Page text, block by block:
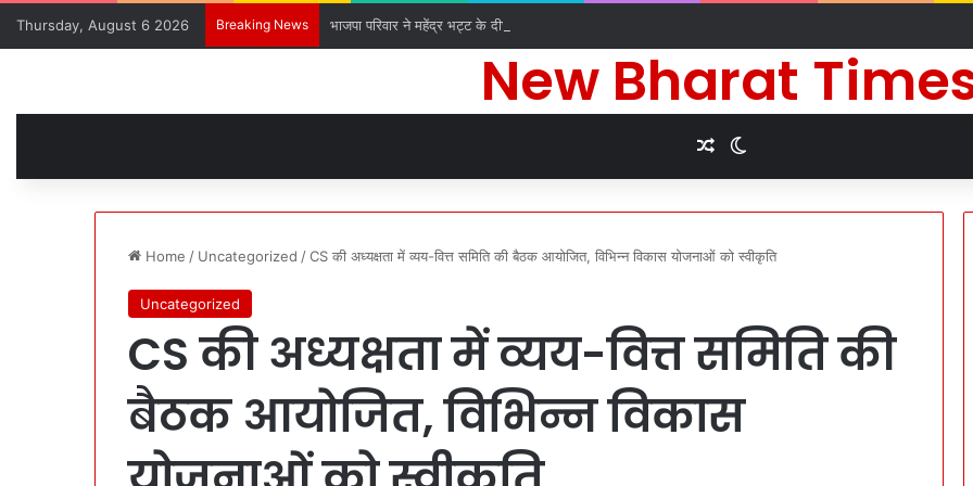
Thursday, August 6 2026 Breaking News भाजपा परिवार ने महेंद्र भट्ट के दीर्घायु जीवन की कामना के लिए किए धार्मिक अनुष्ठान
New Bharat
Random Article
Home / Uncategorized /CS की अध्यक्षता में व्यय-वित्त समिति की बैठक आयोजित, विभिन्न विकास योजनाओं को स्वीकृति
Uncategorized
CS की अध्यक्षता में व्यय-वित्त समिति की
बैठक आयोजित, विभिन्न विकास